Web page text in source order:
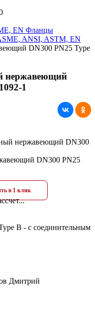
EN Фланцы
ANSI, ASTM, EN
DN300 PN25 Type
нержавеющий
1
в 1 клик
B - с соединительным